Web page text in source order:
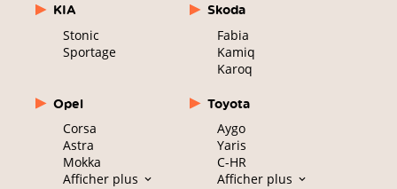
KIA
Stonic
Sportage
Skoda
Fabia
Kamiq
Karoq
Opel
Corsa
Astra
Mokka
Afficher plus
Toyota
Aygo
Yaris
C-HR
Afficher plus